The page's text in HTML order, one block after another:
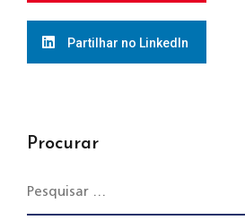
Partilhar no LinkedIn
Procurar